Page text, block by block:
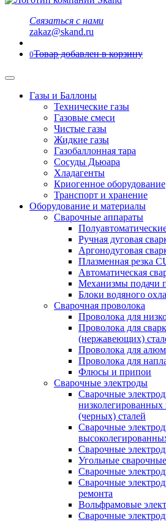
Связаться с нами
zakaz@skand.ru
0Товар добавлен в корзину
Газы и Баллоны
Технические газы
Газовые смеси
Чистые газы
Жидкие газы
Газобаллонная тара
Сосуды Дьюара
Хладагенты
Криогенное оборудование
Транспорт и хранение
Оборудование и материалы
Сварочные аппараты
Ручная дуговая
Аргонодуговая
Плазменная резка
Автоматическая
Механизмы подачи
Блоки водяного
Сварочная проволока
Проволока для
Проволока для
(нержавеющих)
Проволока для
Проволока для
Флюсы и припои
Сварочные электроды
Сварочные
низколегированных
(черных) сталей
Сварочные
Сварочные
Угольные
Сварочные
Сварочные
ремонта
Вольфрамовые
Сварочные